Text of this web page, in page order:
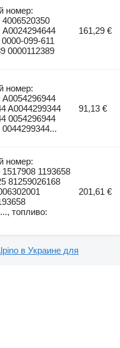
номер:
099-611
0000112389
161,29 €
номер:
A0044299344
0054296944
91,13 €
номер:
1193658
81259026168
топливо:
201,61 €
в Украине для